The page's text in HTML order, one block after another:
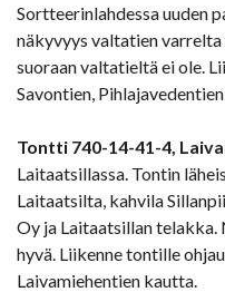
Sortteerinlahdessa uuden
näkyvyys valtatien
suoraan valtatieltä ei ole.
Savontien,
Tontti 740-14-41-4,
Laitaatsillassa. Tontin
Laitaatsilta, kahvila
Oy ja Laitaatsillan
hyvä. Liikenne tontille
Laivamiehentien kautta.